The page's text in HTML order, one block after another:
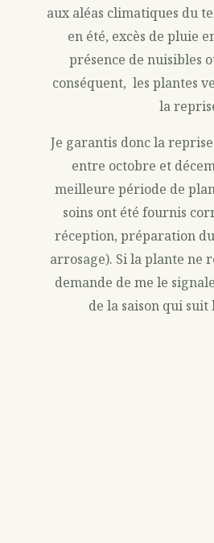
aux aléas climatiques du
en été, excès de pluie
présence de nuisibles
conséquent, les plantes
la
Je garantis donc la
entre octobre et
meilleure période de
soins ont été fournis
réception, préparation
arrosage). Si la plante ne
demande de me le
de la saison qui